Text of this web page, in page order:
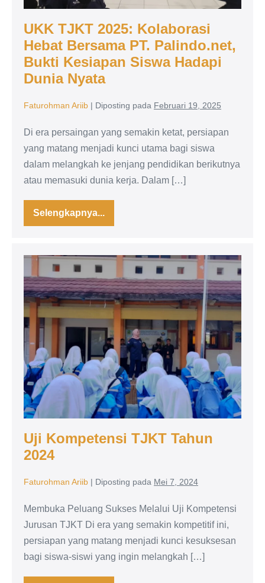
Hadapi
Dunia
Nyata
UKK TJKT 2025: Kolaborasi
Hebat Bersama PT. Palindo.net,
Bukti Kesiapan Siswa Hadapi
Dunia Nyata
Faturohman Ariib | Diposting pada Februari 19, 2025
Di era persaingan yang semakin ketat, persiapan
yang matang menjadi kunci utama bagi siswa
dalam melangkah ke jenjang pendidikan berikutnya
atau memasuki dunia kerja. Dalam […]
Selengkapnya...
UKK
TJKT
Hebat
Bersama
PT.
Palindo.net,
Bukti
Kesiapan
Siswa
Hadapi
Dunia
Kompetensi
TJKT
Tahun
2024
Uji Kompetensi TJKT Tahun
2024
Faturohman Ariib | Diposting pada Mei 7, 2024
Membuka Peluang Sukses Melalui Uji Kompetensi
Jurusan TJKT Di era yang semakin kompetitif ini,
persiapan yang matang menjadi kunci kesuksesan
bagi siswa-siswi yang ingin melangkah […]